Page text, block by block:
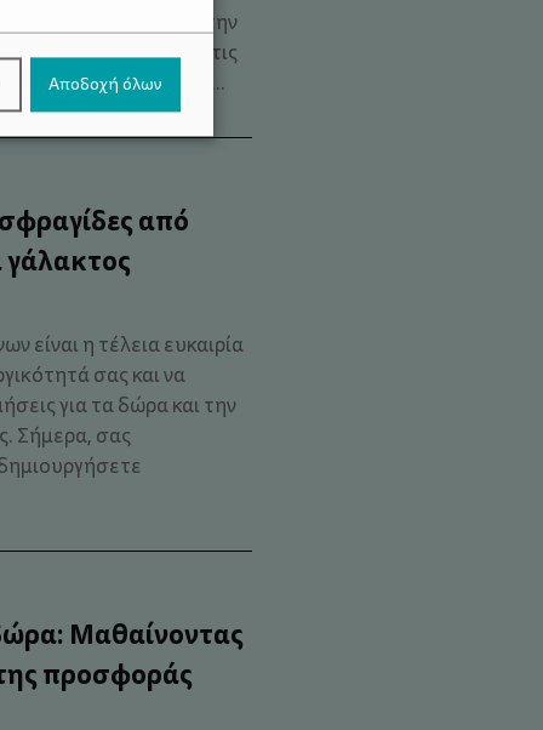
παιδιού. Ιδιαίτερα στην
η επαφή με τις
είναι κυρίαρχες, ...
από
είναι η τέλεια ευκαιρία
σας και να
για τα δώρα και την
Σήμερα, σας
Μαθαίνοντας
προσφοράς
Αποδοχή όλων